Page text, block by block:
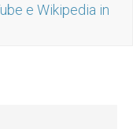
e Wikipedia in